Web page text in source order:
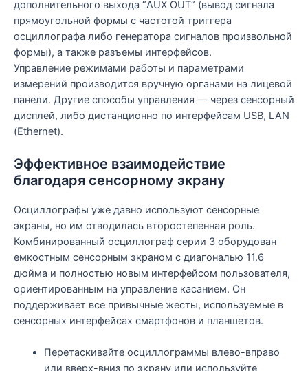
дополнительного выхода “AUX OUT” (вывод сигнала
прямоугольной формы с частотой триггера
осциллографа либо генератора сигналов произвольной
формы), а также разъемы интерфейсов.
Управление режимами работы и параметрами
измерений производится вручную органами на лицевой
панели. Другие способы управления — через сенсорный
дисплей, либо дистанционно по интерфейсам USB, LAN
(Ethernet).
Эффективное взаимодействие
благодаря сенсорному экрану
Осциллографы уже давно используют сенсорные
экраны, но им отводилась второстепенная роль.
Комбинированный осциллограф серии 3 оборудован
емкостным сенсорным экраном с диагональю 11.6
дюйма и полностью новым интерфейсом пользователя,
ориентированным на управление касанием. Он
поддерживает все привычные жесты, используемые в
сенсорных интерфейсах смартфонов и планшетов.
Перетаскивайте осциллограммы влево-вправо
или вверх-вниз по экрану или используйте